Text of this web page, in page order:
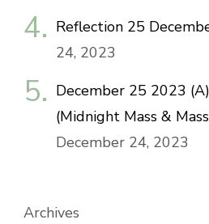
Reflection 25
24, 2023
December 25 2023
(Midnight Mass &
December 24, 2023
Archives